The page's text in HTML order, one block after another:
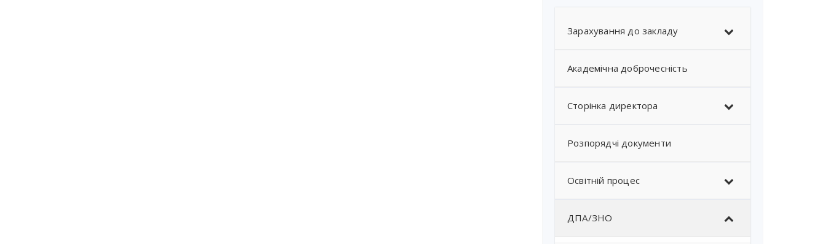
Зарахування до закладу
Академічна доброчесність
Сторінка директора
Розпорядчі документи
Освітній процес
ДПА/ЗНО